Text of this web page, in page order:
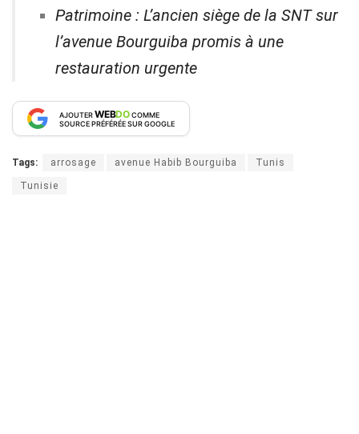
Patrimoine : L’ancien siège de la SNT sur
l’avenue Bourguiba promis à une
restauration urgente
AJOUTERWEBDOCOMME
SOURCE PRÉFÉRÉE SUR GOOGLE
Tags: arrosage avenue Habib Bourguiba Tunis
Tunisie